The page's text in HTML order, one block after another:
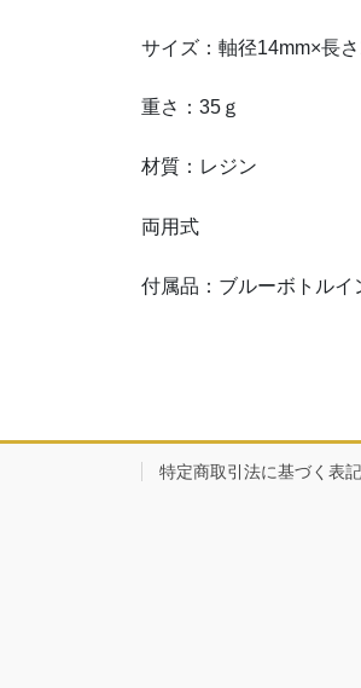
サイズ：軸径14mm×長
重さ：35ｇ
材質：レジン
両用式
付属品：ブルーボトル
特定商取引法に基づく表記